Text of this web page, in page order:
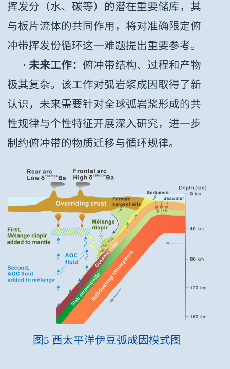
挥发分（水、碳等）的潜在重要储库，其
与板片流体的共同作用，将对准确限定俯
冲带挥发份循环这一难题提出重要参考。
· 未来工作： 俯冲带结构、过程和产物
极其复杂。该工作对弧岩浆成因取得了新
认识，未来需要针对全球弧岩浆形成的共
性规律与个性特征开展深入研究，进一步
制约俯冲带的物质迁移与循环规律。
图5 西太平洋伊豆弧成因模式图